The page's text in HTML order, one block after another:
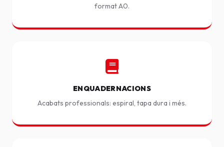
format A0.
ENQUADERNACIONS
Acabats professionals: espiral, tapa dura i més.